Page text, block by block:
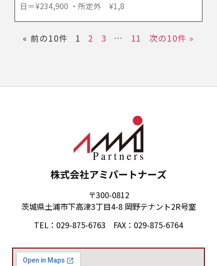
日＝¥234,900 ・所定外 ¥1,8
« 前の10件 1 2 3 … 11 次の10件 »
株式会社アミパートナーズ
〒300-0812
茨城県土浦市下高津3丁目4-8 岡野テナント2R号室
TEL：029-875-6763 FAX：029-875-6764